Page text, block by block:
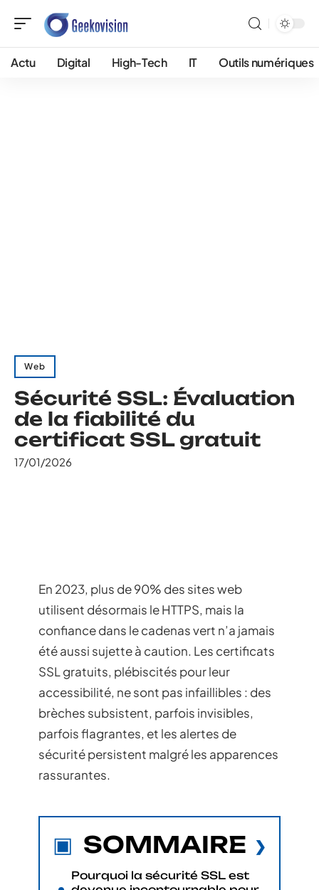
Actu Digital High-Tech IT Outils numériques
Web
Sécurité SSL: Évaluation
de la fiabilité du
certificat SSL gratuit
17/01/2026
En 2023, plus de 90% des sites web
utilisent désormais le HTTPS, mais la
confiance dans le cadenas vert n’a jamais
été aussi sujette à caution. Les certificats
SSL gratuits, plébiscités pour leur
accessibilité, ne sont pas infaillibles : des
brèches subsistent, parfois invisibles,
parfois flagrantes, et les alertes de
sécurité persistent malgré les apparences
rassurantes.
SOMMAIRE
Pourquoi la sécurité SSL est